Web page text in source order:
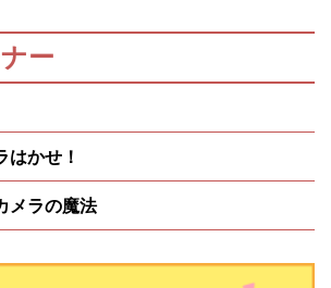
ー
かせ！
メラの魔法